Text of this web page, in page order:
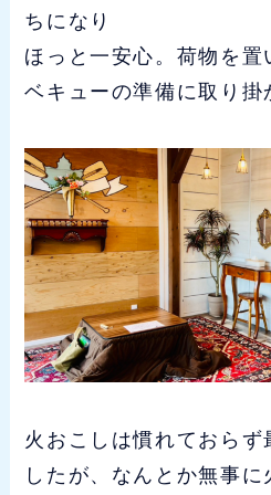
ちになり
ほっと一安心。荷物を置
ベキューの準備に取り掛
火おこしは慣れておらず
したが、なんとか無事